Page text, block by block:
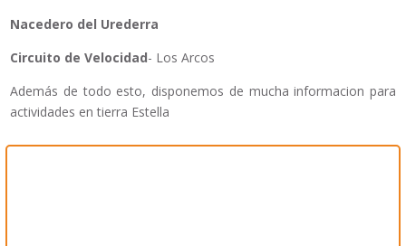
Nacedero del Urederra
Circuito de Velocidad- Los Arcos
Además de todo esto, disponemos de mucha informacion para
actividades en tierra Estella